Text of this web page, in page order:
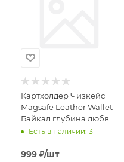
Картхолдер Чизкейс
Magsafe Leather Wallet
Байкал глубина любви
белый
Есть в наличии: 3
999 ₽/шт